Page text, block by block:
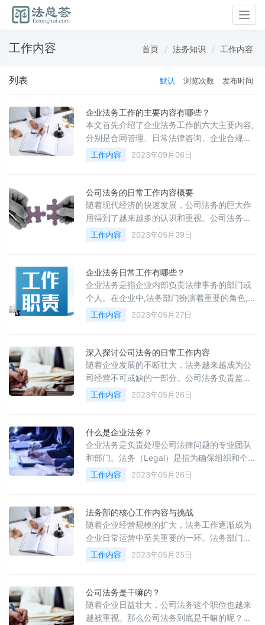
工作内容 首页 法务知识 工作内容
列表 默认 浏览次数 发布时间
企业法务工作的主要内容有哪些？
本文首先介绍了企业法务工作的六大主要内容,
分别是合同管理、日常法律咨询、企业合规管
理、应诉管理、知识产权管理以及法务审计和
风险控制。然后,文章针对每个方面具体阐述了
包括:制定合同文本,进行法律审核,处理合同纠
纷,提供专业法律意见,建立合规体系,开展法规
培训,处理诉讼仲裁,申请及维护知识产权,评估
法律风险等。综上所述,企业法务工作内涵广泛,
需要在多个方面进行专业化的法律服务,以确保
工作内容 2023年09月06日
公司法务的日常工作内容概要
随着现代经济的快速发展，公司法务的巨大作
用得到了越来越多的认识和重视。公司法务是
指企业内部负责处理各类法律事务的部门，其
工作内容包括合同管理、风险预警、诉讼调
对公司法务的日常工作内容进行概述，以期为
公司法务从业者提供一定的参考。
工作内容 2023年05月29日
企业法务日常工作有哪些？
企业法务是指企业内部负责法律事务的部门或
个人。在企业中,法务部门扮演着重要的角色,他
们为公司提供法律支持和保障,确保公司合法经
营、合规运营。那么,企业的法务日常工作有哪
工作内容 2023年05月27日
深入探讨公司法务的日常工作内容
随着企业发展的不断壮大，法务越来越成为公
司经营不可或缺的一部分。公司法务负责监督
公司的法律事务并为公司提供法律意见和建
议，确保公司的决策和运营符合法律法规，并
法务的日常工作内容。
工作内容 2023年05月26日
什么是企业法务？
企业法务是负责处理公司法律问题的专业团队
和部门。法务（Legal）是指为确保组织和个人
的权益和合法性而制定交流的规则、条例和条
件的一种方法。企业法务是一项发展迅速的专
以涵盖从起草合同和协议到解决诉讼案件及公
司并购等广泛的领域。
工作内容 2023年05月26日
法务部的核心工作内容与挑战
随着企业经营规模的扩大，法务工作逐渐成为
企业日常运营中至关重要的一环。法务部门作
为企业中的一个重要职能部门，承担着协助企
业遵守法律、规范行为、保护合法权益等重要
临的挑战两个方面进行探讨。
工作内容 2023年05月25日
公司法务是干嘛的？
随着企业日益壮大，公司法务这个职位也越来
越被重视。那么公司法务到底是干嘛的呢？在